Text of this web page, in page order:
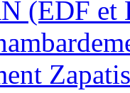
(EDF et